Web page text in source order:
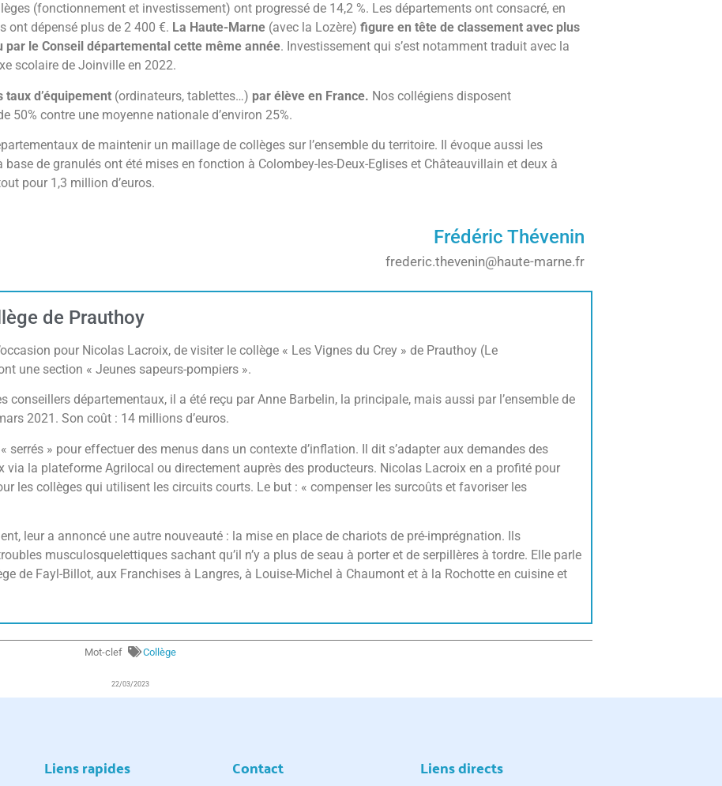
(fonctionnement et investissement) ont progressé de 14,2 %. Les départements ont consacré, en
ont dépensé plus de 2 400 €. La Haute-Marne (avec la Lozère) figure en tête de classement avec plus
par le Conseil départemental cette même année. Investissement qui s’est notamment traduit avec la
scolaire de Joinville en 2022.
d’équipement (ordinateurs, tablettes…) par élève en France. Nos collégiens disposent
50% contre une moyenne nationale d’environ 25%.
de maintenir un maillage de collèges sur l’ensemble du territoire. Il évoque aussi les
de granulés ont été mises en fonction à Colombey-les-Deux-Eglises et Châteauvillain et deux à
pour 1,3 million d’euros.
Frédéric Thévenin
frederic.thevenin@haute-marne.fr
de Prauthoy
pour Nicolas Lacroix, de visiter le collège « Les Vignes du Crey » de Prauthoy (Le
une section « Jeunes sapeurs-pompiers ».
conseillers départementaux, il a été reçu par Anne Barbelin, la principale, mais aussi par l’ensemble de
2021. Son coût : 14 millions d’euros.
serrés » pour effectuer des menus dans un contexte d’inflation. Il dit s’adapter aux demandes des
via la plateforme Agrilocal ou directement auprès des producteurs. Nicolas Lacroix en a profité pour
les collèges qui utilisent les circuits courts. Le but : « compenser les surcoûts et favoriser les
leur a annoncé une autre nouveauté : la mise en place de chariots de pré-imprégnation. Ils
musculosquelettiques sachant qu’il n’y a plus de seau à porter et de serpillères à tordre. Elle parle
de Fayl-Billot, aux Franchises à Langres, à Louise-Michel à Chaumont et à la Rochotte en cuisine et
Mot-clef Collège
22/03/2023
Liens rapides Contact Liens directs